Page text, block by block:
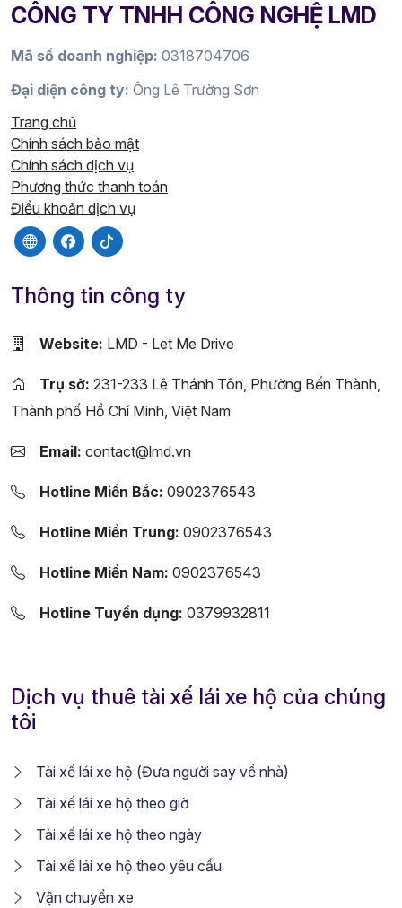
CÔNG TY TNHH CÔNG NGHỆ LMD
Mã số doanh nghiệp: 0318704706
Đại diện công ty: Ông Lê Trường Sơn
Trang chủ
Chính sách bảo mật
Chính sách dịch vụ
Phương thức thanh toán
Điều khoản dịch vụ
Thông tin công ty
Website: LMD - Let Me Drive
Trụ sở: 231-233 Lê Thánh Tôn, Phường Bến Thành,
Thành phố Hồ Chí Minh, Việt Nam
Email: contact@lmd.vn
Hotline Miền Bắc: 0902376543
Hotline Miền Trung: 0902376543
Hotline Miền Nam: 0902376543
Hotline Tuyển dụng: 0379932811
Dịch vụ thuê tài xế lái xe hộ của chúng
tôi
Tài xế lái xe hộ (Đưa người say về nhà)
Tài xế lái xe hộ theo giờ
Tài xế lái xe hộ theo ngày
Tài xế lái xe hộ theo yêu cầu
Vận chuyển xe